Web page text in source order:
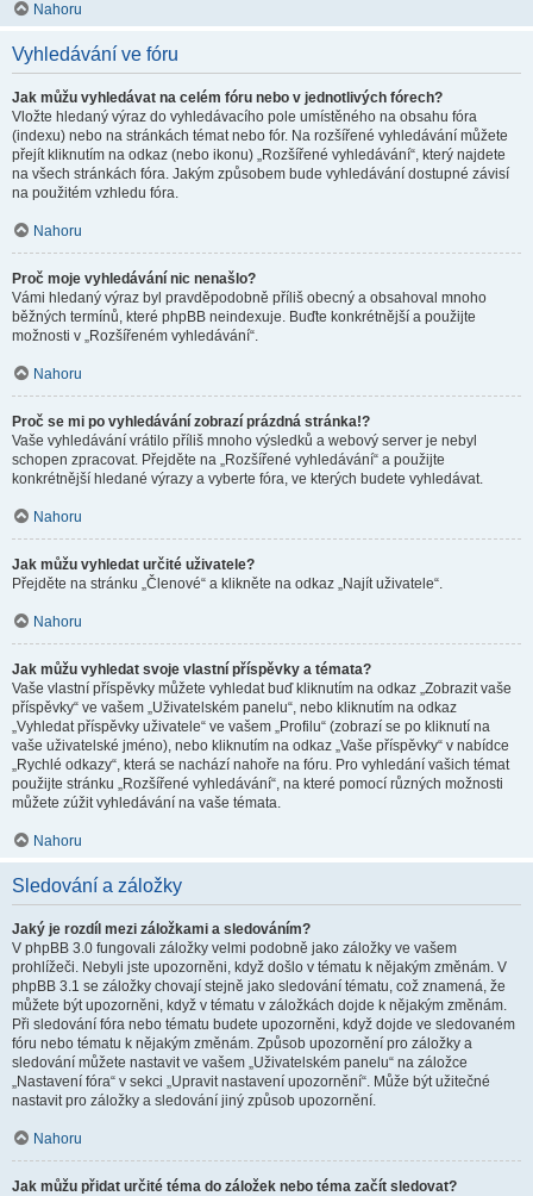
Nahoru
Vyhledávání ve fóru
Jak můžu vyhledávat na celém fóru nebo v jednotlivých fórech?
Vložte hledaný výraz do vyhledávacího pole umístěného na obsahu fóra
(indexu) nebo na stránkách témat nebo fór. Na rozšířené vyhledávání můžete
přejít kliknutím na odkaz (nebo ikonu) „Rozšířené vyhledávání“, který najdete
na všech stránkách fóra. Jakým způsobem bude vyhledávání dostupné závisí
na použitém vzhledu fóra.
Nahoru
Proč moje vyhledávání nic nenašlo?
Vámi hledaný výraz byl pravděpodobně příliš obecný a obsahoval mnoho
běžných termínů, které phpBB neindexuje. Buďte konkrétnější a použijte
možnosti v „Rozšířeném vyhledávání“.
Nahoru
Proč se mi po vyhledávání zobrazí prázdná stránka!?
Vaše vyhledávání vrátilo příliš mnoho výsledků a webový server je nebyl
schopen zpracovat. Přejděte na „Rozšířené vyhledávání“ a použijte
konkrétnější hledané výrazy a vyberte fóra, ve kterých budete vyhledávat.
Nahoru
Jak můžu vyhledat určité uživatele?
Přejděte na stránku „Členové“ a klikněte na odkaz „Najít uživatele“.
Nahoru
Jak můžu vyhledat svoje vlastní příspěvky a témata?
Vaše vlastní příspěvky můžete vyhledat buď kliknutím na odkaz „Zobrazit vaše
příspěvky“ ve vašem „Uživatelském panelu“, nebo kliknutím na odkaz
„Vyhledat příspěvky uživatele“ ve vašem „Profilu“ (zobrazí se po kliknutí na
vaše uživatelské jméno), nebo kliknutím na odkaz „Vaše příspěvky“ v nabídce
„Rychlé odkazy“, která se nachází nahoře na fóru. Pro vyhledání vašich témat
použijte stránku „Rozšířené vyhledávání“, na které pomocí různých možnosti
můžete zúžit vyhledávání na vaše témata.
Nahoru
Sledování a záložky
Jaký je rozdíl mezi záložkami a sledováním?
V phpBB 3.0 fungovali záložky velmi podobně jako záložky ve vašem
prohlížeči. Nebyli jste upozorněni, když došlo v tématu k nějakým změnám. V
phpBB 3.1 se záložky chovají stejně jako sledování tématu, což znamená, že
můžete být upozorněni, když v tématu v záložkách dojde k nějakým změnám.
Při sledování fóra nebo tématu budete upozorněni, když dojde ve sledovaném
fóru nebo tématu k nějakým změnám. Způsob upozornění pro záložky a
sledování můžete nastavit ve vašem „Uživatelském panelu“ na záložce
„Nastavení fóra“ v sekci „Upravit nastavení upozornění“. Může být užitečné
nastavit pro záložky a sledování jiný způsob upozornění.
Nahoru
Jak můžu přidat určité téma do záložek nebo téma začít sledovat?